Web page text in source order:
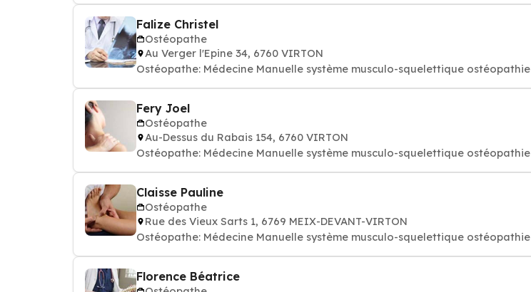
Falize Christel
Ostéopathe
Au Verger l'Epine 34, 6760 VIRTON
Ostéopathe: Médecine Manuelle système musculo-squelettique ostéopathie
Fery Joel
Ostéopathe
Au-Dessus du Rabais 154, 6760 VIRTON
Ostéopathe: Médecine Manuelle système musculo-squelettique ostéopathie
Claisse Pauline
Ostéopathe
Rue des Vieux Sarts 1, 6769 MEIX-DEVANT-VIRTON
Ostéopathe: Médecine Manuelle système musculo-squelettique ostéopathie
Florence Béatrice